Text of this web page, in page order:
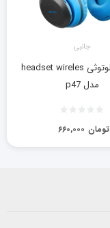
جانبی
هدست بلوتوثی headset wireles
مدل p47
۶۶۰,۰۰۰ تومان